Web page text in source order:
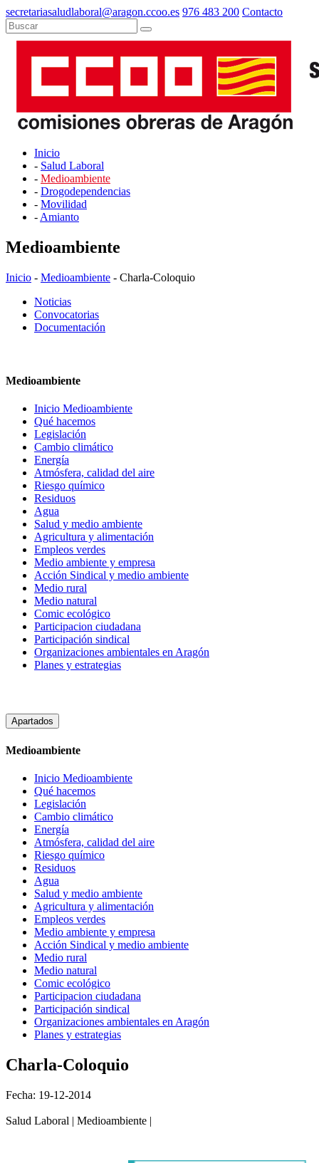
secretariasaludlaboral@aragon.ccoo.es 976 483 200 Contacto
Inicio
- Salud Laboral
- Medioambiente
- Drogodependencias
- Movilidad
- Amianto
Medioambiente
Inicio - Medioambiente - Charla-Coloquio
Noticias
Convocatorias
Documentación
Medioambiente
Inicio Medioambiente
Qué hacemos
Legislación
Cambio climático
Energía
Atmósfera, calidad del aire
Riesgo químico
Residuos
Agua
Salud y medio ambiente
Agricultura y alimentación
Empleos verdes
Medio ambiente y empresa
Acción Sindical y medio ambiente
Medio rural
Medio natural
Comic ecológico
Participacion ciudadana
Participación sindical
Organizaciones ambientales en Aragón
Planes y estrategias
Apartados
Medioambiente
Inicio Medioambiente
Qué hacemos
Legislación
Cambio climático
Energía
Atmósfera, calidad del aire
Riesgo químico
Residuos
Agua
Salud y medio ambiente
Agricultura y alimentación
Empleos verdes
Medio ambiente y empresa
Acción Sindical y medio ambiente
Medio rural
Medio natural
Comic ecológico
Participacion ciudadana
Participación sindical
Organizaciones ambientales en Aragón
Planes y estrategias
Charla-Coloquio
Fecha: 19-12-2014
Salud Laboral | Medioambiente |